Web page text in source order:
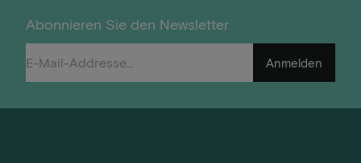
Abonnieren Sie den Newsletter
Anmelden